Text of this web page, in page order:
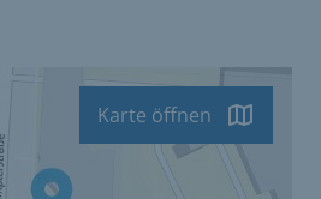
Karte öffnen